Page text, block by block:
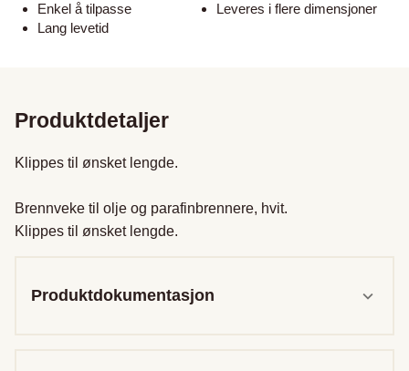
Enkel å tilpasse
Lang levetid
Leveres i flere dimensjoner
Produktdetaljer
Klippes til ønsket lengde.
Brennveke til olje og parafinbrennere, hvit.
Klippes til ønsket lengde.
Produktdokumentasjon